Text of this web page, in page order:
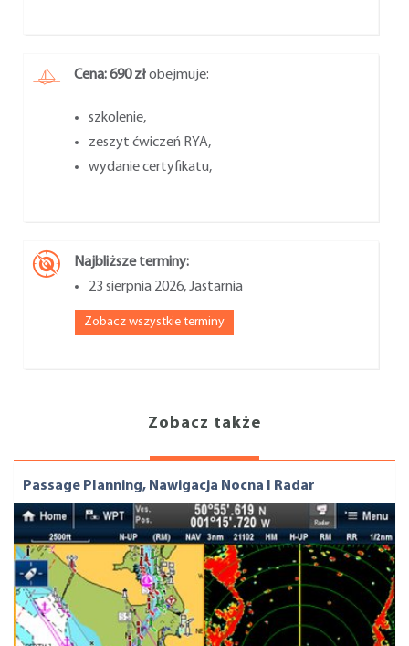
Cena: 690 złobejmuje:
szkolenie,
zeszyt ćwiczeń RYA,
wydanie certyfikatu,
Najbliższe terminy:
23 sierpnia 2026, Jastarnia
Zobacz wszystkie terminy
Zobacz także
Passage Planning, Nawigacja Nocna I Radar